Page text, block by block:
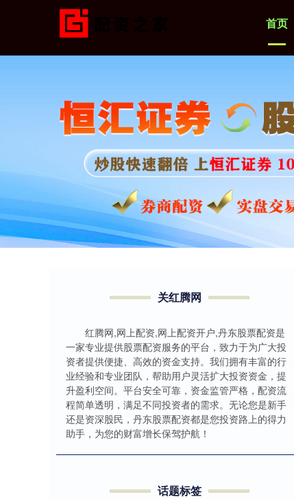
首页
关红腾网
红腾网,网上配资,网上配资开户,丹东股票配资是
一家专业提供股票配资服务的平台，致力于为广大投
资者提供便捷、高效的资金支持。我们拥有丰富的行
业经验和专业团队，帮助用户灵活扩大投资资金，提
升盈利空间。平台安全可靠，资金监管严格，配资流
程简单透明，满足不同投资者的需求。无论您是新手
还是资深股民，丹东股票配资都是您投资路上的得力
助手，为您的财富增长保驾护航！
话题标签